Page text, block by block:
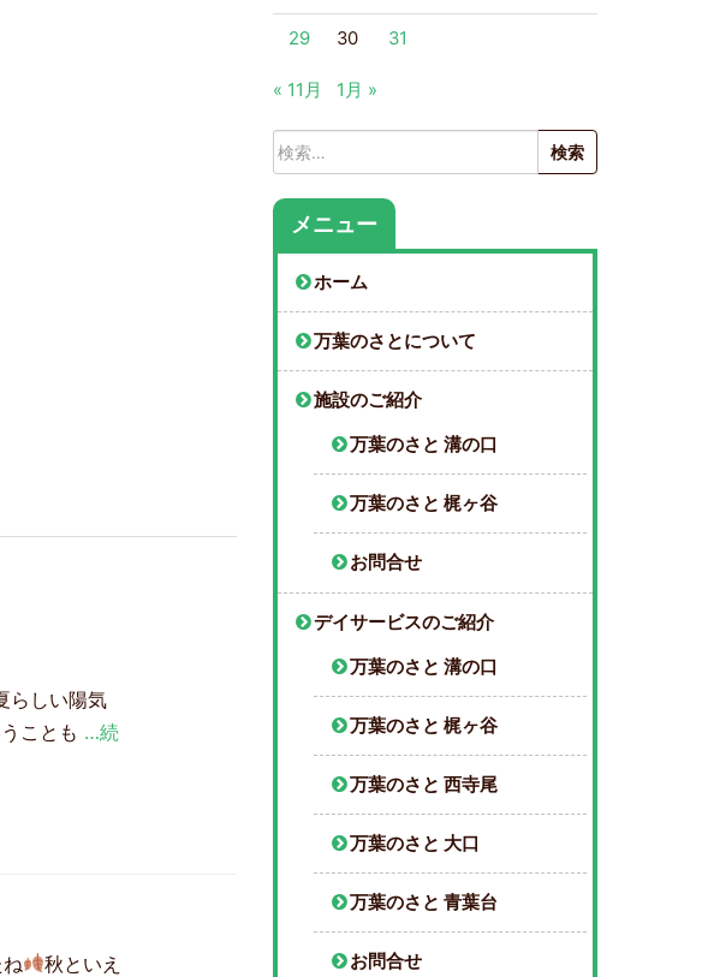
らしい陽気
ことも …続
秋といえ
29 30 31
« 11月 1月 »
検
索:
メニュー
ホーム
万葉のさとについて
施設のご紹介
万葉のさと 溝の口
万葉のさと 梶ヶ谷
お問合せ
デイサービスのご紹介
万葉のさと 溝の口
万葉のさと 梶ヶ谷
万葉のさと 西寺尾
万葉のさと 大口
万葉のさと 青葉台
お問合せ